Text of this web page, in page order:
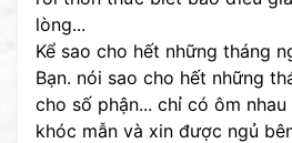
lòng...
Kể sao cho hết những tháng
Bạn. nói sao cho hết những
cho số phận... chỉ có ôm
khóc mẫn và xin được ngủ